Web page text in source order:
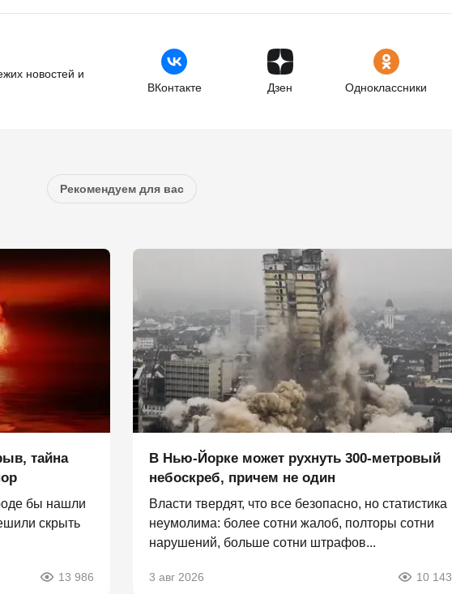
новостей и
ВКонтакте Дзен Одноклассники
Рекомендуем для вас
тайна
бы нашли
скрыть
13 986
В Нью-Йорке может рухнуть 300-метровый
небоскреб, причем не один
Власти твердят, что все безопасно, но статистика
неумолима: более сотни жалоб, полторы сотни
нарушений, больше сотни штрафов...
3 авг 2026 10 143